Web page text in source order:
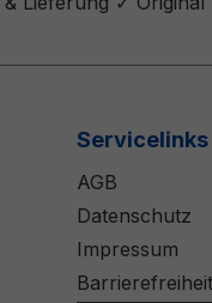
Servicelinks
AGB
Datenschutz
Impressum